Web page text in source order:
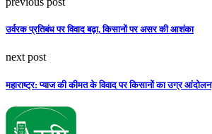
उर्वरक प्रतिबंध पर विवाद बढ़ा, किसानों पर असर की आशंका
next post
महाराष्ट्र: प्याज की कीमत के विवाद पर किसानों का उग्र आंदोलन